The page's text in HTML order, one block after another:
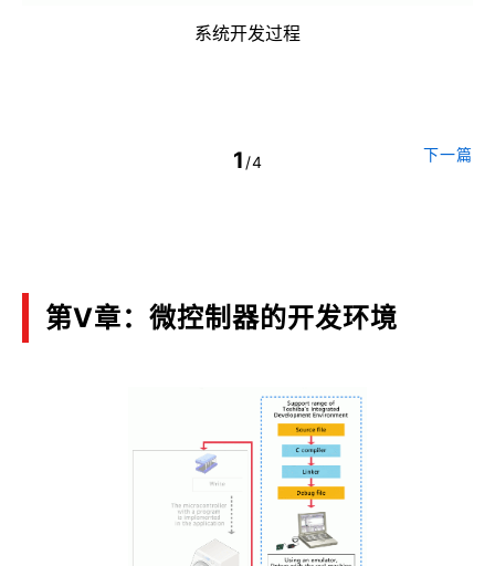
系统开发过程
1 /4 下一篇
第Ⅴ章：微控制器的开发环境